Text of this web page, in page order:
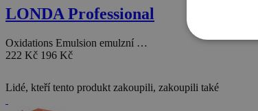
LONDA Professional
Oxidations Emulsion emulzní …
222 Kč 196 Kč
Lidé, kteří tento produkt zakoupili, zakoupili také